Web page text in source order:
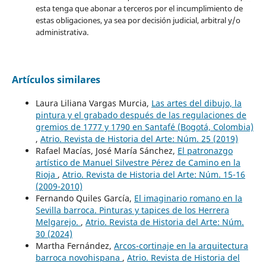
esta tenga que abonar a terceros por el incumplimiento de
estas obligaciones, ya sea por decisión judicial, arbitral y/o
administrativa.
Artículos similares
Laura Liliana Vargas Murcia, Las artes del dibujo, la
pintura y el grabado después de las regulaciones de
gremios de 1777 y 1790 en Santafé (Bogotá, Colombia)
, Atrio. Revista de Historia del Arte: Núm. 25 (2019)
Rafael Macías, José María Sánchez, El patronazgo
artístico de Manuel Silvestre Pérez de Camino en la
Rioja , Atrio. Revista de Historia del Arte: Núm. 15-16
(2009-2010)
Fernando Quiles García, El imaginario romano en la
Sevilla barroca. Pinturas y tapices de los Herrera
Melgarejo. , Atrio. Revista de Historia del Arte: Núm.
30 (2024)
Martha Fernández, Arcos-cortinaje en la arquitectura
barroca novohispana , Atrio. Revista de Historia del